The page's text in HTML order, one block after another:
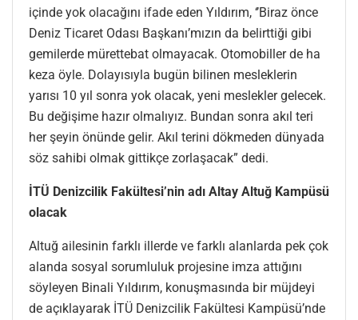
içinde yok olacağını ifade eden Yıldırım, ‘’Biraz önce
Deniz Ticaret Odası Başkanı’mızın da belirttiği gibi
gemilerde mürettebat olmayacak. Otomobiller de ha
keza öyle. Dolayısıyla bugün bilinen mesleklerin
yarısı 10 yıl sonra yok olacak, yeni meslekler gelecek.
Bu değişime hazır olmalıyız. Bundan sonra akıl teri
her şeyin önünde gelir. Akıl terini dökmeden dünyada
söz sahibi olmak gittikçe zorlaşacak” dedi.
İTÜ Denizcilik Fakültesi’nin adı Altay Altuğ Kampüsü
olacak
Altuğ ailesinin farklı illerde ve farklı alanlarda pek çok
alanda sosyal sorumluluk projesine imza attığını
söyleyen Binali Yıldırım, konuşmasında bir müjdeyi
de açıklayarak İTÜ Denizcilik Fakültesi Kampüsü’nde